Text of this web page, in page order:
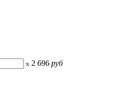
x 2 696 руб